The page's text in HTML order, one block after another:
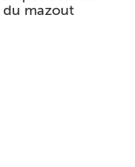
du mazout